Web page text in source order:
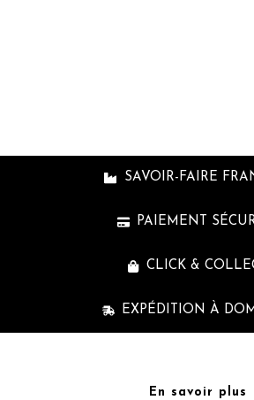
SAVOIR-FAIRE
PAIEMENT
CLICK &
EXPÉDITION À
En savoir plus